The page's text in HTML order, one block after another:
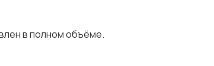
в полном объёме.